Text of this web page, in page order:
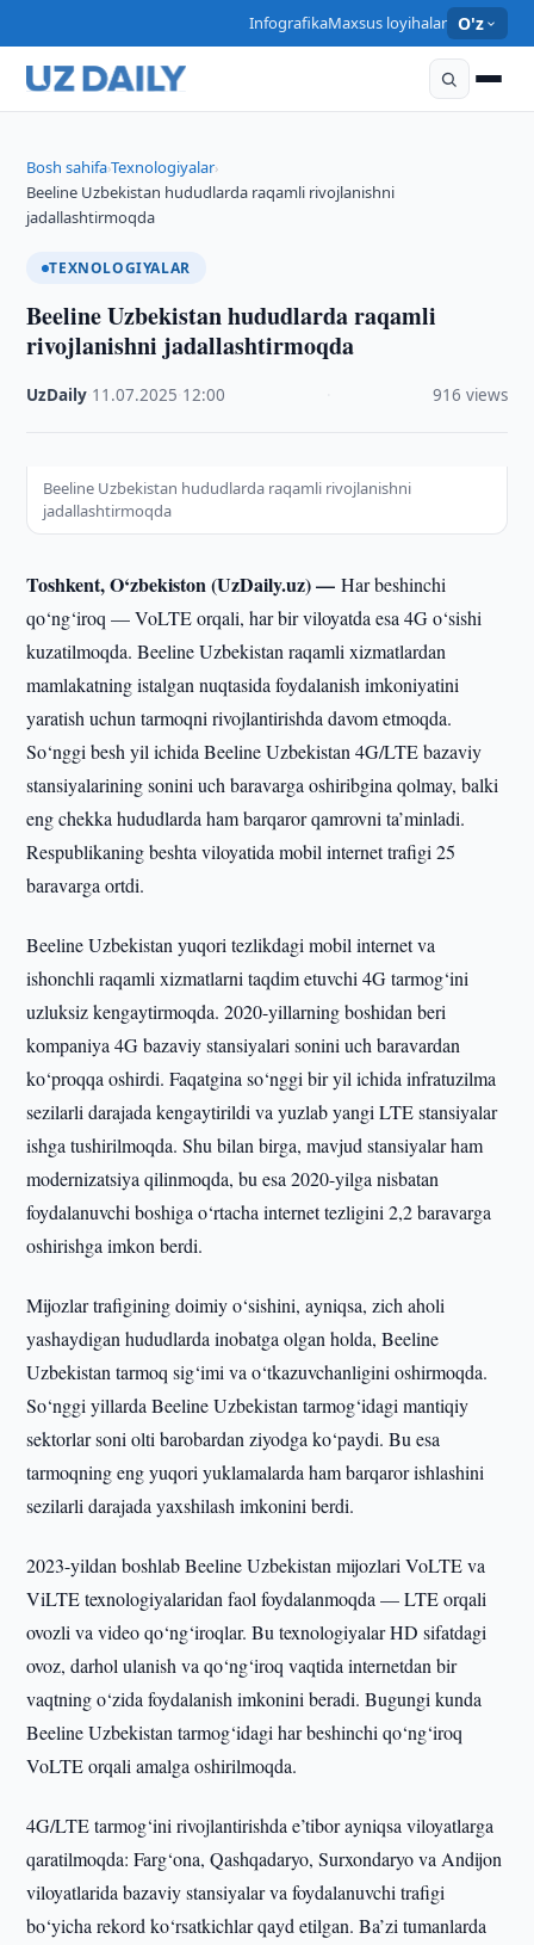
InfografikaMaxsus loyihalar O'z
Bosh sahifa›Texnologiyalar›
Beeline Uzbekistan hududlarda raqamli rivojlanishni
jadallashtirmoqda
TEXNOLOGIYALAR
Beeline Uzbekistan hududlarda raqamli
rivojlanishni jadallashtirmoqda
UzDaily 11.07.2025 12:00 916 views
Beeline Uzbekistan hududlarda raqamli rivojlanishni
jadallashtirmoqda
Toshkent, O‘zbekiston (UzDaily.uz) —Har beshinchi
qo‘ng‘iroq — VoLTE orqali, har bir viloyatda esa 4G o‘sishi
kuzatilmoqda. Beeline Uzbekistan raqamli xizmatlardan
mamlakatning istalgan nuqtasida foydalanish imkoniyatini
yaratish uchun tarmoqni rivojlantirishda davom etmoqda.
So‘nggi besh yil ichida Beeline Uzbekistan 4G/LTE bazaviy
stansiyalarining sonini uch baravarga oshiribgina qolmay, balki
eng chekka hududlarda ham barqaror qamrovni ta’minladi.
Respublikaning beshta viloyatida mobil internet trafigi 25
baravarga ortdi.
Beeline Uzbekistan yuqori tezlikdagi mobil internet va
ishonchli raqamli xizmatlarni taqdim etuvchi 4G tarmog‘ini
uzluksiz kengaytirmoqda. 2020-yillarning boshidan beri
kompaniya 4G bazaviy stansiyalari sonini uch baravardan
ko‘proqqa oshirdi. Faqatgina so‘nggi bir yil ichida infratuzilma
sezilarli darajada kengaytirildi va yuzlab yangi LTE stansiyalar
ishga tushirilmoqda. Shu bilan birga, mavjud stansiyalar ham
modernizatsiya qilinmoqda, bu esa 2020-yilga nisbatan
foydalanuvchi boshiga o‘rtacha internet tezligini 2,2 baravarga
oshirishga imkon berdi.
Mijozlar trafigining doimiy o‘sishini, ayniqsa, zich aholi
yashaydigan hududlarda inobatga olgan holda, Beeline
Uzbekistan tarmoq sig‘imi va o‘tkazuvchanligini oshirmoqda.
So‘nggi yillarda Beeline Uzbekistan tarmog‘idagi mantiqiy
sektorlar soni olti barobardan ziyodga ko‘paydi. Bu esa
tarmoqning eng yuqori yuklamalarda ham barqaror ishlashini
sezilarli darajada yaxshilash imkonini berdi.
2023-yildan boshlab Beeline Uzbekistan mijozlari VoLTE va
ViLTE texnologiyalaridan faol foydalanmoqda — LTE orqali
ovozli va video qo‘ng‘iroqlar. Bu texnologiyalar HD sifatdagi
ovoz, darhol ulanish va qo‘ng‘iroq vaqtida internetdan bir
vaqtning o‘zida foydalanish imkonini beradi. Bugungi kunda
Beeline Uzbekistan tarmog‘idagi har beshinchi qo‘ng‘iroq
VoLTE orqali amalga oshirilmoqda.
4G/LTE tarmog‘ini rivojlantirishda e’tibor ayniqsa viloyatlarga
qaratilmoqda: Farg‘ona, Qashqadaryo, Surxondaryo va Andijon
viloyatlarida bazaviy stansiyalar va foydalanuvchi trafigi
bo‘yicha rekord ko‘rsatkichlar qayd etilgan. Ba’zi tumanlarda